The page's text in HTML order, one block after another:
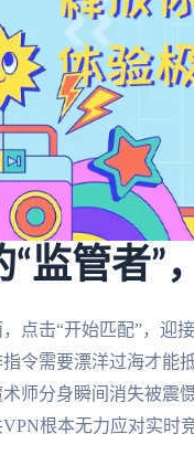
监管者”
点击“开始匹配”，迎
令需要漂洋过海才能
师分身瞬间消失被震
根本无力应对实时